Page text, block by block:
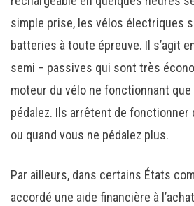
simple prise, les vélos électriques
batteries à toute épreuve. Il s’agit
semi – passives qui sont très
moteur du vélo ne fonctionnant
pédalez. Ils arrêtent de fonctionner
ou quand vous ne pédalez plus.
Par ailleurs, dans certains États
accordé une aide financière à